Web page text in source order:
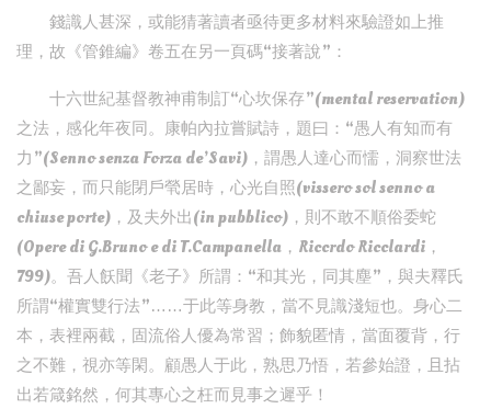
錢識人甚深，或能猜著讀者亟待更多材料來驗證如上推
理，故《管錐編》卷五在另一頁碼“接著說”：
十六世紀基督教神甫制訂“心坎保存”(mental reservation)
之法，感化年夜同。康帕內拉嘗賦詩，題曰：“愚人有知而有
力”(Senno senza Forza de’Savi)，謂愚人達心而懦，洞察世法
之鄙妄，而只能閉戶煢居時，心光自照(vissero sol senno a
chiuse porte)，及夫外出(in pubblico)，則不敢不順俗委蛇
(Opere di G.Bruno e di T.Campanella，Riccrdo Ricclardi，
799)。吾人飫聞《老子》所謂：“和其光，同其塵”，與夫釋氏
所謂“權實雙行法”……于此等身教，當不見識淺短也。身心二
本，表裡兩截，固流俗人優為常習；飾貌匿情，當面覆背，行
之不難，視亦等閑。顧愚人于此，熟思乃悟，若參始證，且拈
出若箴銘然，何其專心之枉而見事之遲乎！